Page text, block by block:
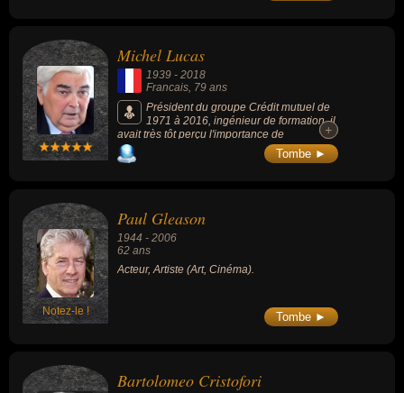
Michel Lucas
1939 - 2018
Francais, 79 ans
Président du groupe Crédit mutuel de
1971 à 2016, ingénieur de formation, il
avait très tôt perçu l'importance de
l'informatique dans l'univers bancaire et
devint un emblématique dirigeant du Crédit
+
+
Tombe ►
Notez-le !
Paul Gleason
1944 - 2006
62 ans
Acteur, Artiste (Art, Cinéma).
Tombe ►
Bartolomeo Cristofori